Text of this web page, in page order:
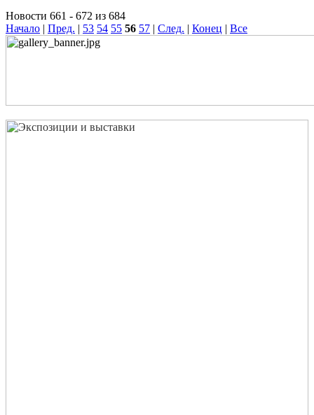
Новости 661 - 672 из 684
Начало | Пред. | 53 54 55 56 57 | След. | Конец | Все